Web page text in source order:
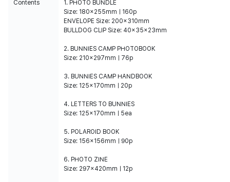
Contents
1. PHOTO BUNDLE
Size: 180x255mmㅣ160p
ENVELOPE Size: 200x310mm
BULLDOG CLIP Size: 40x35x23mm
2. BUNNIES CAMP PHOTOBOOK
Size: 210x297mmㅣ76p
3. BUNNIES CAMP HANDBOOK
Size: 125x170mmㅣ20p
4. LETTERS TO BUNNIES
Size: 125x170mmㅣ5ea
5. POLAROID BOOK
Size: 156x156mmㅣ90p
6. PHOTO ZINE
Size: 297x420mmㅣ12p